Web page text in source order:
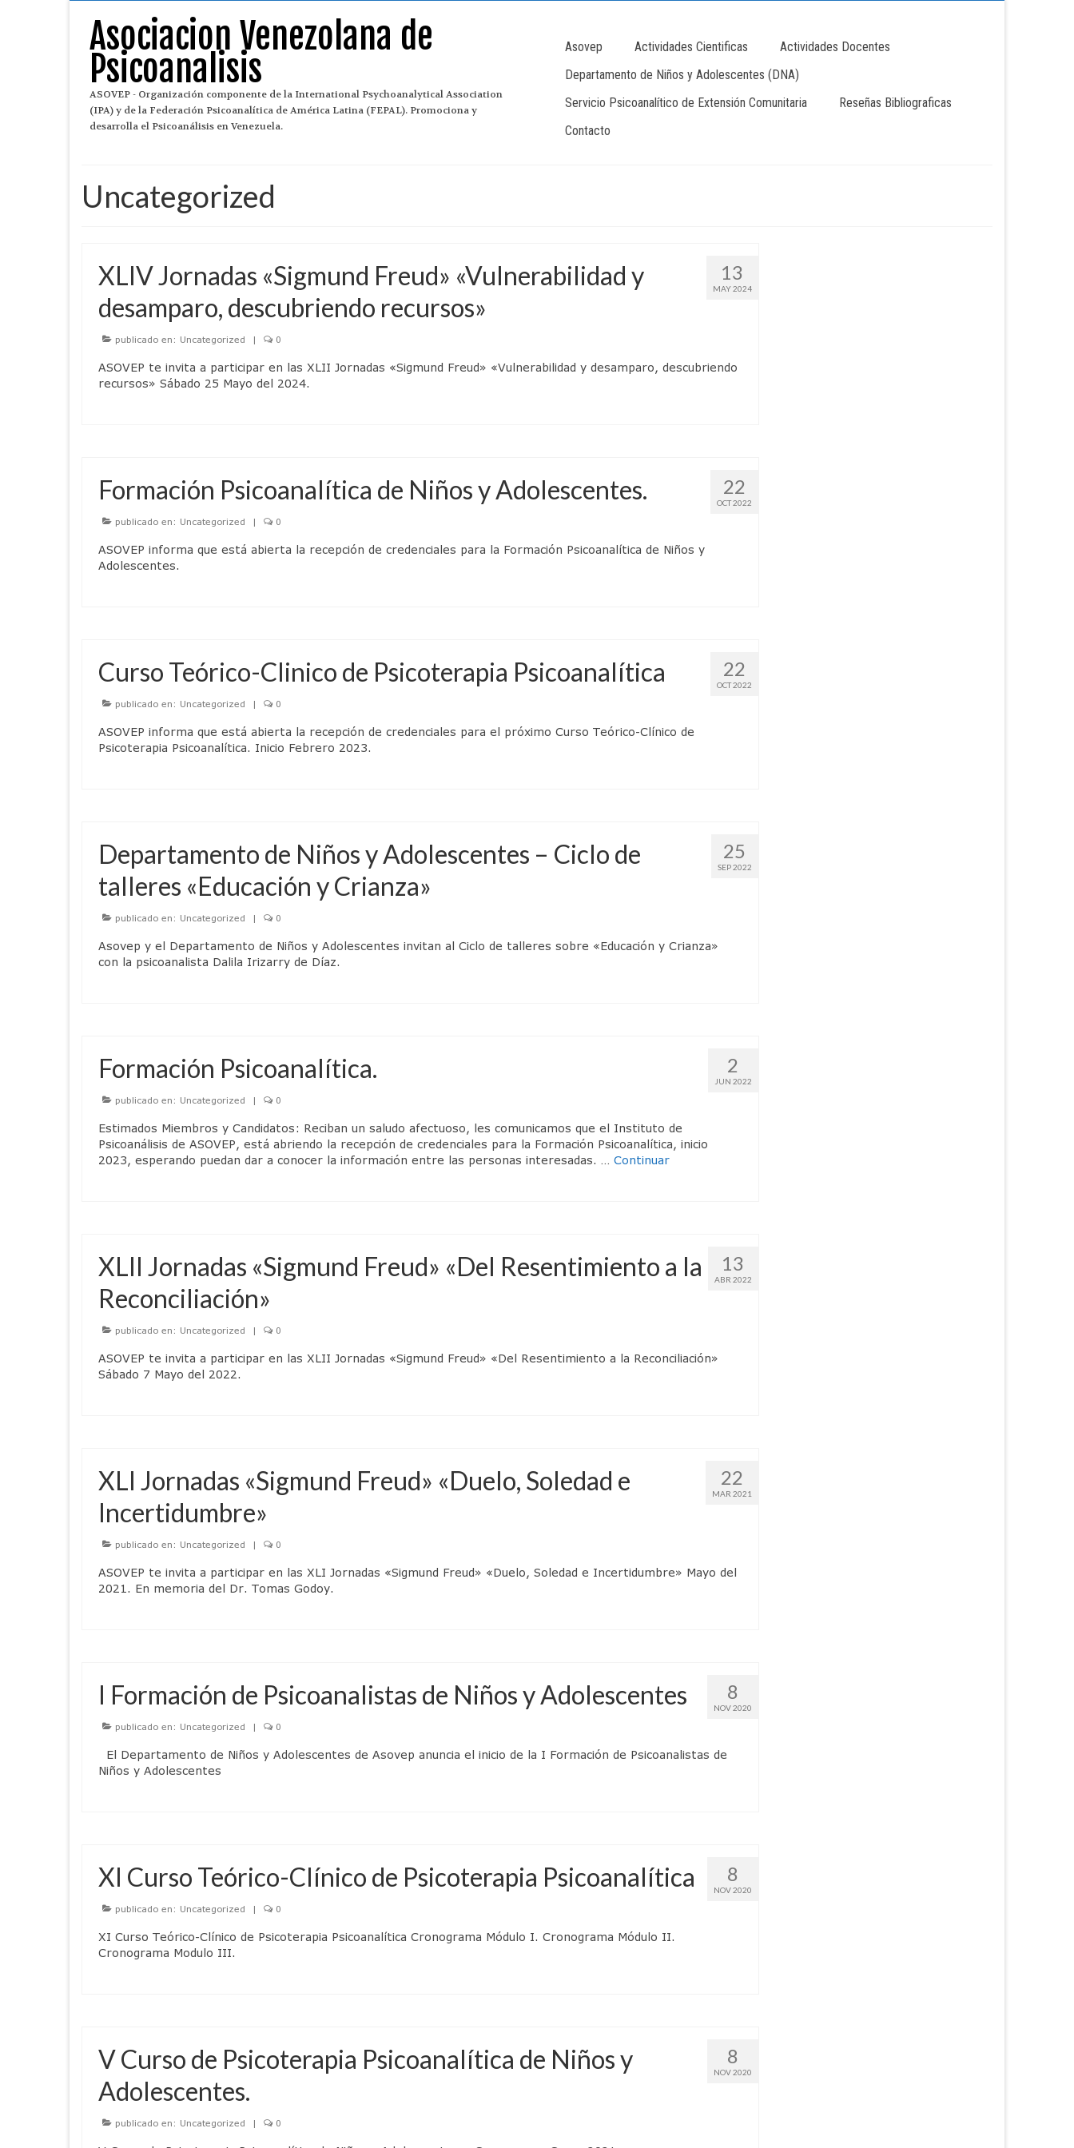
Asociacion Venezolana de
Psicoanalisis
ASOVEP - Organización componente de la International Psychoanalytical Association
(IPA) y de la Federación Psicoanalítica de América Latina (FEPAL). Promociona y
desarrolla el Psicoanálisis en Venezuela.
Asovep Actividades Cientificas
Actividades Docentes
Departamento de Niños y Adolescentes (DNA)
Servicio Psicoanalítico de Extensión Comunitaria
Reseñas Bibliograficas
Contacto
Uncategorized
13
MAY 2024
XLIV Jornadas «Sigmund Freud» «Vulnerabilidad y
desamparo, descubriendo recursos»
publicado en: Uncategorized | 0
ASOVEP te invita a participar en las XLII Jornadas «Sigmund Freud» «Vulnerabilidad y desamparo, descubriendo
recursos» Sábado 25 Mayo del 2024.
22
OCT 2022
Formación Psicoanalítica de Niños y Adolescentes.
publicado en: Uncategorized | 0
ASOVEP informa que está abierta la recepción de credenciales para la Formación Psicoanalítica de Niños y
Adolescentes.
22
OCT 2022
Curso Teórico-Clinico de Psicoterapia Psicoanalítica
publicado en: Uncategorized | 0
ASOVEP informa que está abierta la recepción de credenciales para el próximo Curso Teórico-Clínico de
Psicoterapia Psicoanalítica. Inicio Febrero 2023.
25
SEP 2022
Departamento de Niños y Adolescentes – Ciclo de
talleres «Educación y Crianza»
publicado en: Uncategorized | 0
Asovep y el Departamento de Niños y Adolescentes invitan al Ciclo de talleres sobre «Educación y Crianza»
con la psicoanalista Dalila Irizarry de Díaz.
2
JUN 2022
Formación Psicoanalítica.
publicado en: Uncategorized | 0
Estimados Miembros y Candidatos: Reciban un saludo afectuoso, les comunicamos que el Instituto de
Psicoanálisis de ASOVEP, está abriendo la recepción de credenciales para la Formación Psicoanalítica, inicio
2023, esperando puedan dar a conocer la información entre las personas interesadas. … Continuar
13
ABR 2022
XLII Jornadas «Sigmund Freud» «Del Resentimiento a la
Reconciliación»
publicado en: Uncategorized | 0
ASOVEP te invita a participar en las XLII Jornadas «Sigmund Freud» «Del Resentimiento a la Reconciliación»
Sábado 7 Mayo del 2022.
22
MAR 2021
XLI Jornadas «Sigmund Freud» «Duelo, Soledad e
Incertidumbre»
publicado en: Uncategorized | 0
ASOVEP te invita a participar en las XLI Jornadas «Sigmund Freud» «Duelo, Soledad e Incertidumbre» Mayo del
2021. En memoria del Dr. Tomas Godoy.
8
NOV 2020
I Formación de Psicoanalistas de Niños y Adolescentes
publicado en: Uncategorized | 0
El Departamento de Niños y Adolescentes de Asovep anuncia el inicio de la I Formación de Psicoanalistas de
Niños y Adolescentes
8
NOV 2020
XI Curso Teórico-Clínico de Psicoterapia Psicoanalítica
publicado en: Uncategorized | 0
XI Curso Teórico-Clínico de Psicoterapia Psicoanalítica Cronograma Módulo I. Cronograma Módulo II.
Cronograma Modulo III.
8
NOV 2020
V Curso de Psicoterapia Psicoanalítica de Niños y
Adolescentes.
publicado en: Uncategorized | 0